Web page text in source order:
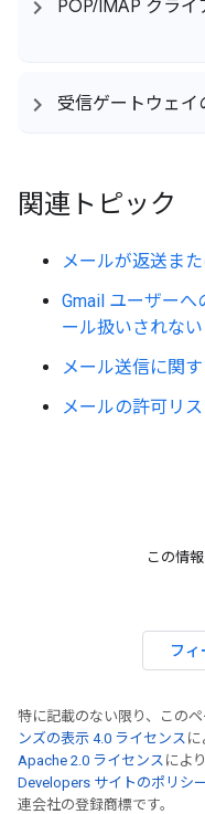
POP/IMAP クライ
受信ゲートウェイ
関連トピック
メールが返送ま
Gmail ユーザー
ール扱いされな
メール送信に関
メールの許可リ
この情
フ
特に記載のない限り、この
ンズの表示 4.0 ライセンス
Apache 2.0 ライセンス によ
Developers サイトのポリシ
連会社の登録商標です。